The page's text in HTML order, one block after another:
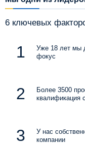
6 ключевых
Уже 18 лет мы
фокус
Более 3500
квалификация
У нас
компании